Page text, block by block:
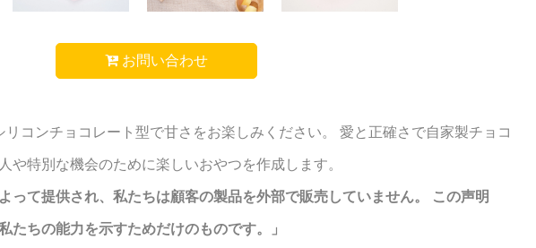
お問い合わせ
コンチョコレート型で甘さをお楽しみください。 愛と正確さで自家製チョコ
や特別な機会のために楽しいおやつを作成します。
って提供され、私たちは顧客の製品を外部で販売していません。 この声明
たちの能力を示すためだけのものです。」